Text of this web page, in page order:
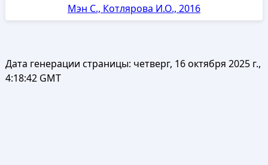
Мэн С., Котлярова И.О., 2016
Дата генерации страницы: четверг, 16 октября 2025 г.,
4:18:42 GMT